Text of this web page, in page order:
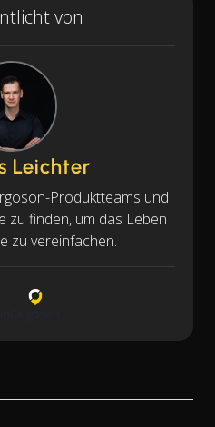
von
Leichter
Produktteams und
zu finden, um das Leben
zu vereinfachen.